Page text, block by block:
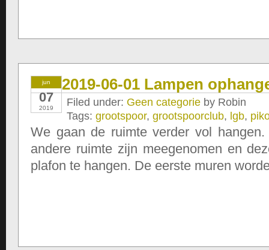
jun
07
2019
2019-06-01 Lampen
Filed under: Geen categorie by Robin
Tags: grootspoor, grootspoorclub, lgb,
We gaan de ruimte verder vol
andere ruimte zijn meegenomen en
plafon te hangen. De eerste muren